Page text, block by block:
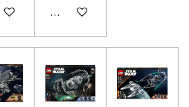
WarenkorbIn den Warenkorb